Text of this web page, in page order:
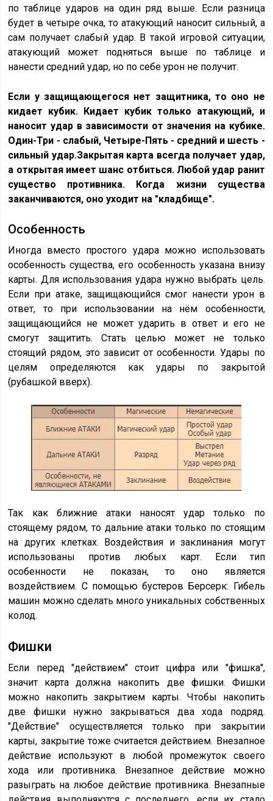
по таблице ударов на один ряд выше. Если разница
будет в четыре очка, то атакующий наносит сильный, а
сам получает слабый удар. В такой игровой ситуации,
атакующий может подняться выше по таблице и
нанести средний удар, но по себе урон не получит.
Если у защищающегося нет защитника, то оно не
кидает кубик. Кидает кубик только атакующий, и
наносит удар в зависимости от значения на кубике.
Один-Три - слабый, Четыре-Пять - средний и шесть -
сильный удар.Закрытая карта всегда получает удар,
а открытая имеет шанс отбиться. Любой удар ранит
существо противника. Когда жизни существа
заканчиваются, оно уходит на "кладбище".
Особенность
Иногда вместо простого удара можно использовать
особенность существа, его особенность указана внизу
карты. Для использования удара нужно выбрать цель.
Если при атаке, защищающийся смог нанести урон в
ответ, то при использовании на нём особенности,
защищающийся не может ударить в ответ и его не
смогут защитить. Стать целью может не только
стоящий рядом, это зависит от особенности. Удары по
целям определяются как удары по закрытой
(рубашкой вверх).
Так как ближние атаки наносят удар только по
стоящему рядом, то дальние атаки только по стоящим
на других клетках. Воздействия и заклинания могут
использованы против любых карт. Если тип
особенности не показан, то оно является
воздействием. С помощью бустеров Берсерк: Гибель
машин можно сделать много уникальных собственных
колод.
Фишки
Если перед "действием" стоит цифра или "фишка",
значит карта должна накопить две фишки. Фишки
можно накопить закрытием карты. Чтобы накопить
две фишки нужно закрываться два хода подряд.
"Действие" осуществляется только при закрытии
карты, закрытие тоже считается действием. Внезапное
действие используют в любой промежуток своего
хода или противника. Внезапное действие можно
разыграть на любое действие противника. Внезапные